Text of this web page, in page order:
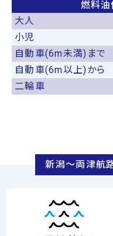
燃料
大人
小児
自動車(6m未満)まで
自動車(6m以上)から
二輪車
新潟〜両津航